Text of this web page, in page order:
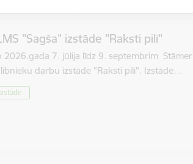
"Sagša" izstāde "Raksti pilī"
2026.gada 7. jūlija līdz 9. septembrim
darbu izstāde "Raksti pilī". Izstāde…